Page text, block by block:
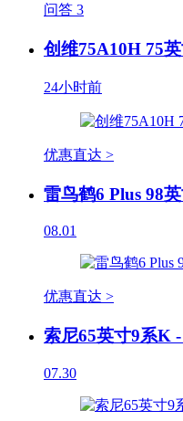
问答 3
创维75A10H 75
24小时前
优惠直达 >
雷鸟鹤6 Plus 98
08.01
优惠直达 >
索尼65英寸9系K
07.30